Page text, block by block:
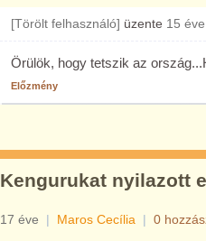
[Törölt felhasználó] üzente 15 éve
Örülök, hogy tetszik az
Előzmény
Kengurukat nyilazott
17 éve | Maros Cecília | 0